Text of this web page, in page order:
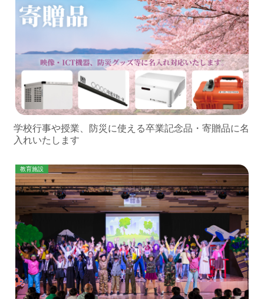
学校行事や授業、防災に使える卒業記念品・寄贈品に名
入れいたします
教育施設